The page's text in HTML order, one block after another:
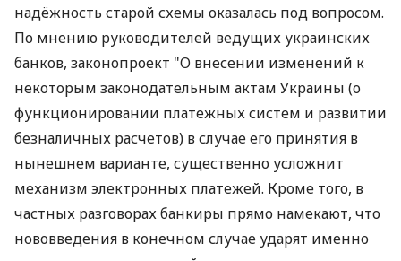
надёжность старой схемы оказалась под вопросом.
По мнению руководителей ведущих украинских
банков, законопроект "О внесении изменений к
некоторым законодательным актам Украины (о
функционировании платежных систем и развитии
безналичных расчетов) в случае его принятия в
нынешнем варианте, существенно усложнит
механизм электронных платежей. Кроме того, в
частных разговорах банкиры прямо намекают, что
нововведения в конечном случае ударят именно